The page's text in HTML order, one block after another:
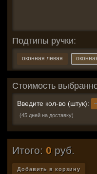
Подтипы ручки:
оконная левая
Стоимость
Введите кол-во (штук):
(45 дней на доставку)
Итого: 0 руб.
Добавить в корзину